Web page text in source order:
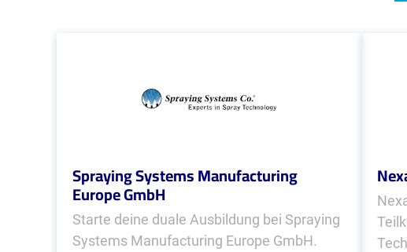
Spraying Systems Manufacturing
Europe GmbH
Starte deine duale Ausbildung bei Spraying
Systems Manufacturing Europe GmbH.